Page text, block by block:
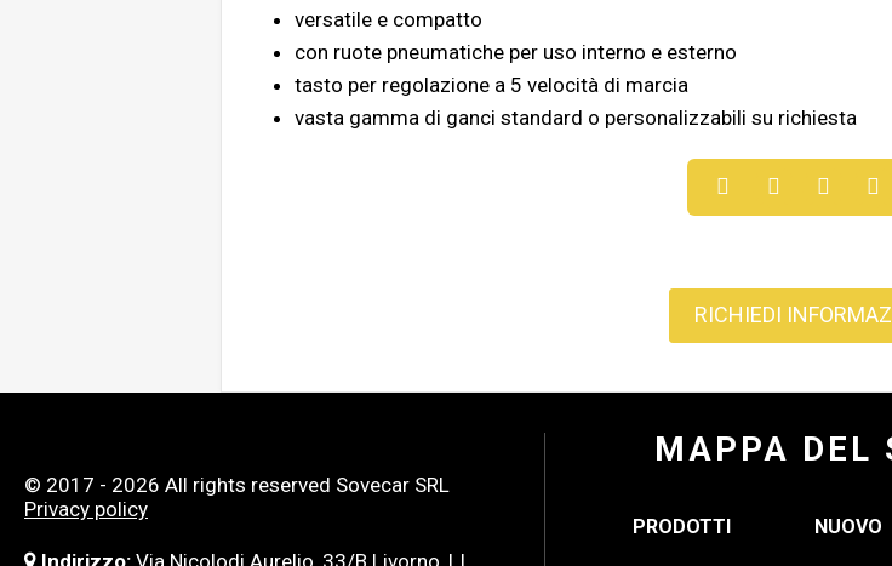
versatile e compatto
con ruote pneumatiche per uso interno e esterno
tasto per regolazione a 5 velocità di marcia
vasta gamma di ganci standard o personalizzabili su richiesta
RICHIEDI
© 2017 - 2026 All rights reserved Sovecar SRL
Privacy policy
MAPPA DEL
PRODOTTI NUOVO